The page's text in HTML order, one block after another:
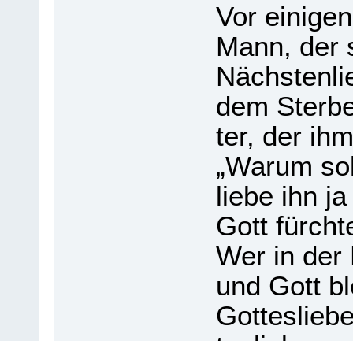
Vor
Mann, der
dem
ter, der
„Warum
liebe ihn
Gott
Wer in der
und Gott